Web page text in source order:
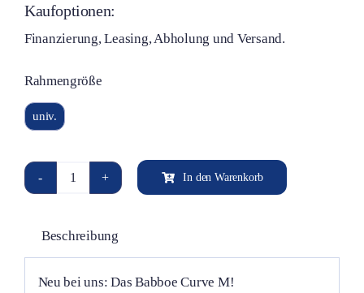
Kaufoptionen:
Finanzierung, Leasing, Abholung und Versand.
Rahmengröße
univ.
M
schwarz-
grau,
In den Warenkorb
Beschreibung
Neu bei uns: Das Babboe Curve M!